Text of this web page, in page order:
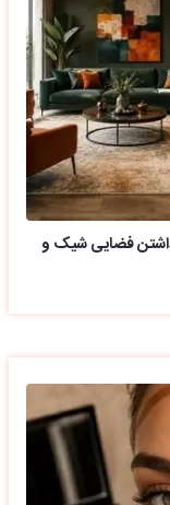
برای داشتن فضایی شیک و